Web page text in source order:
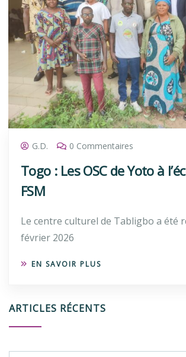
G.D. 0 Commentaires
Togo : Les OSC de Yoto à
FSM
Le centre culturel de Tabligbo a été
février 2026
EN SAVOIR PLUS
ARTICLES RÉCENTS